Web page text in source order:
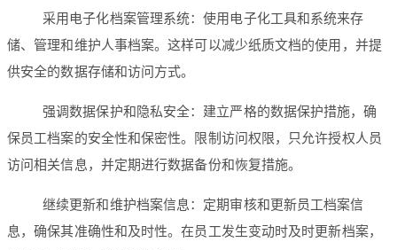
采用电子化档案管理系统：使用电子化工具和系统来存
储、管理和维护人事档案。这样可以减少纸质文档的使用，并提
供安全的数据存储和访问方式。
强调数据保护和隐私安全：建立严格的数据保护措施，确
保员工档案的安全性和保密性。限制访问权限，只允许授权人员
访问相关信息，并定期进行数据备份和恢复措施。
继续更新和维护档案信息：定期审核和更新员工档案信
息，确保其准确性和及时性。在员工发生变动时及时更新档案，